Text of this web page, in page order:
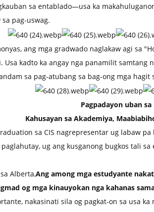
sa entablado—usa ka
pag-uswag.
ang mga gradwado naglakaw agi sa
Usa kadto ka angay nga panamilit samtang
sa pag-atubang sa bag-ong mga hagit
Pagpadayon uban sa
Kahusayan sa Akademiya,
sa CIS nagrepresentar ug labaw
ug ang kusganong bugkos tali
Alberta,Ang among mga estudyante
og mga kinauyokan nga kahanas
nakasinati sila og pagkat-on sa usa